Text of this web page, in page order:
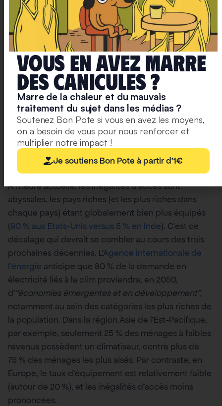
Source :
Agence internationale de l’énergie “The future of cooling”, 2
À l’heure actuelle, les inégalités d’accès sont
abyssales, les pays riches (et les plus riches dans
chaque pays) étant globalement bien plus équipés
(90 % aux Etats-Unis versus 5 % en Inde). C’est ce
décalage qui devrait se combler au cours des trois
prochaines décennies. L’Agence internationale de
l’énergie anticipe que 80 % de la demande en
électricité liés à la clim proviendra, en 2050,
d’“économies émergentes et en développement”,
notamment au sein des catégories les plus riches de
la population. Dans la région Asie de l’Est-Pacifique,
par exemple, seulement 25 % des ménages à faibles
revenus possèdent un climatiseur, contre plus de
75 % des ménages les plus aisés. Par contraste, en
Europe, le taux d’équipement est relativement faible
(autour de 20 %), et les inégalités d’accès moins
prononcées.
Vous en avez marre
deS caniculeS ?
Marre de la chaleur et du mauvais
traitement du sujet dans les médias ?
Soutenez Bon Pote si vous en avez les moyens,
on a besoin de vous pour nous renforcer et
multiplier notre impact !
Je soutiens Bon Pote à partir d'1€